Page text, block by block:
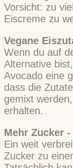
Vorsicht: zu
Eiscreme zu
Vegane
Wenn du auf
Alternative
Avocado eine
dass die
gemixt
erhalten.
Mehr Zucker
Ein weit
Zucker zu